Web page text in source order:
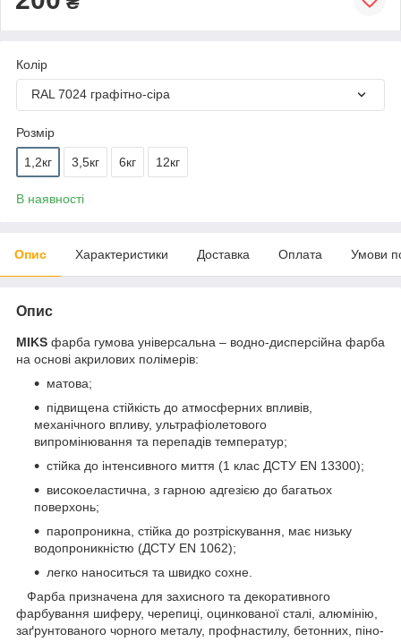
Колір
RAL 7024 графітно-сіра
Розмір
1,2кг 3,5кг 6кг 12кг
В наявності
Опис Характеристики Доставка Оплата Умови
Опис
MIKS фарба гумова універсальна – водно-дисперсійна фарба
на основі акрилових полімерів:
матова;
підвищена стійкість до атмосферних впливів,
механічного впливу, ультрафіолетового
випромінювання та перепадів температур;
стійка до інтенсивного миття (1 клас ДСТУ EN 13300);
високоеластична, з гарною адгезією до багатьох
поверхонь;
паропроникна, стійка до розтріскування, має низьку
водопроникністю (ДСТУ EN 1062);
легко наноситься та швидко сохне.
Фарба призначена для захисного та декоративного
фарбування шиферу, черепиці, оцинкованої сталі, алюмінію,
заґрунтованого чорного металу, профнастилу, бетонних, піно-